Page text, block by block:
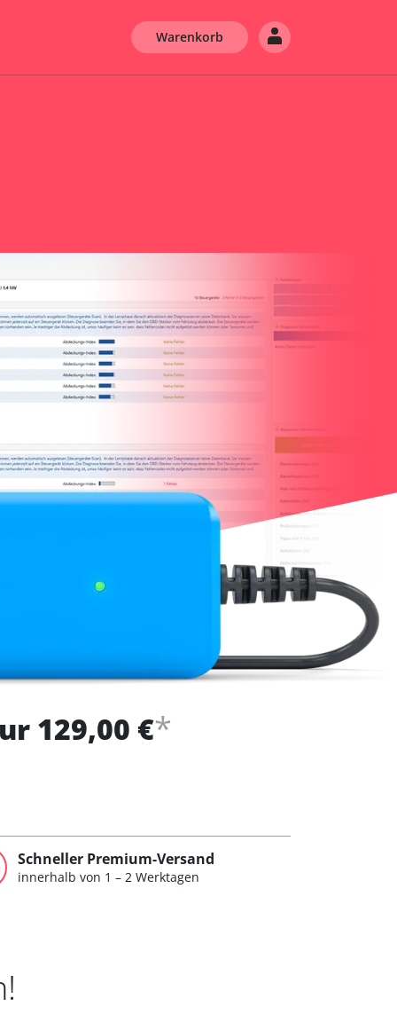
Warenkorb
129,00 €*
Schneller Premium-Versand
innerhalb von 1 – 2 Werktagen